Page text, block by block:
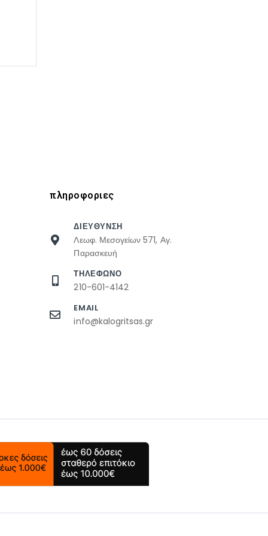
πληροφοριες
ΔΙΕΥΘΥΝΣΗ
Λεωφ. Μεσογείων 571, Αγ.
Παρασκευή
ΤΗΛΕΦΩΝΟ
210-601-4142
EMAIL
info@kalogritsas.gr